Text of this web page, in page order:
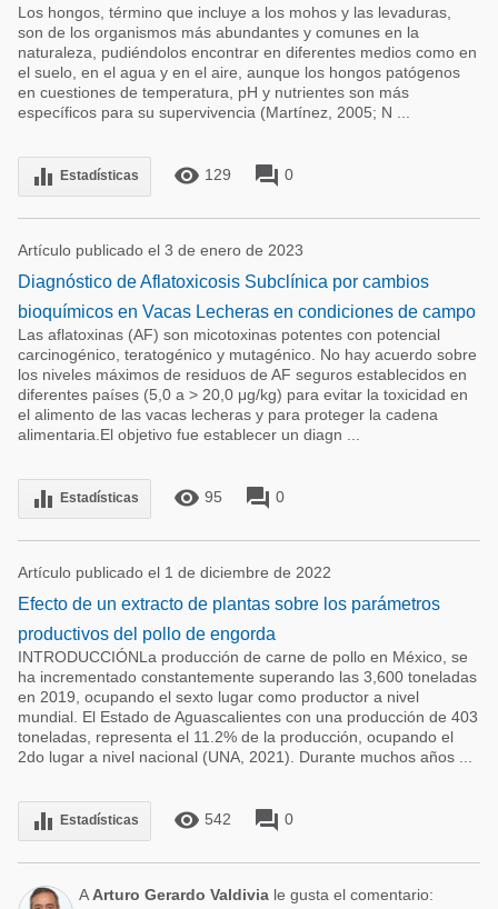
Los hongos, término que incluye a los mohos y las levaduras,
son de los organismos más abundantes y comunes en la
naturaleza, pudiéndolos encontrar en diferentes medios como en
el suelo, en el agua y en el aire, aunque los hongos patógenos
en cuestiones de temperatura, pH y nutrientes son más
específicos para su supervivencia (Martínez, 2005; N ...
equalizer Estadísticas remove_red_eye 129 forum 0
Artículo publicado el 3 de enero de 2023
Diagnóstico de Aflatoxicosis Subclínica por cambios
bioquímicos en Vacas Lecheras en condiciones de campo
Las aflatoxinas (AF) son micotoxinas potentes con potencial
carcinogénico, teratogénico y mutagénico. No hay acuerdo sobre
los niveles máximos de residuos de AF seguros establecidos en
diferentes países (5,0 a > 20,0 μg/kg) para evitar la toxicidad en
el alimento de las vacas lecheras y para proteger la cadena
alimentaria.El objetivo fue establecer un diagn ...
equalizer Estadísticas remove_red_eye 95 forum 0
Artículo publicado el 1 de diciembre de 2022
Efecto de un extracto de plantas sobre los parámetros
productivos del pollo de engorda
INTRODUCCIÓNLa producción de carne de pollo en México, se
ha incrementado constantemente superando las 3,600 toneladas
en 2019, ocupando el sexto lugar como productor a nivel
mundial. El Estado de Aguascalientes con una producción de 403
toneladas, representa el 11.2% de la producción, ocupando el
2do lugar a nivel nacional (UNA, 2021). Durante muchos años ...
equalizer Estadísticas remove_red_eye 542 forum 0
A Arturo Gerardo Valdivia le gusta el comentario: